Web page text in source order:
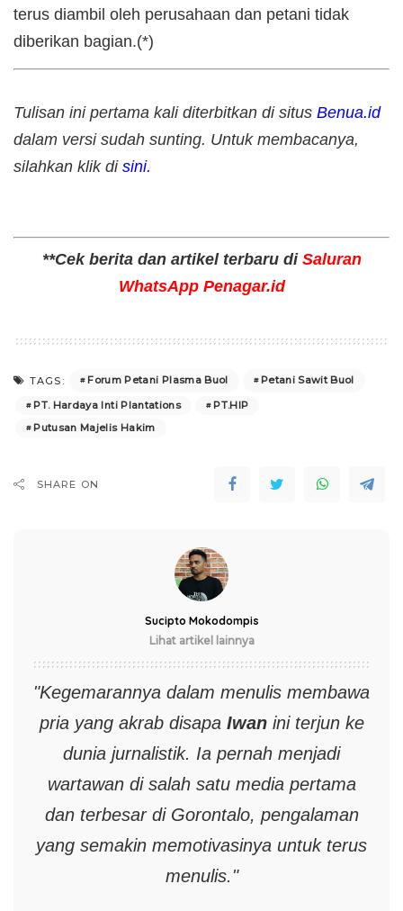
terus diambil oleh perusahaan dan petani tidak
diberikan bagian.(*)
Tulisan ini pertama kali diterbitkan di situs Benua.id
dalam versi sudah sunting. Untuk membacanya,
silahkan klik di sini.
**Cek berita dan artikel terbaru di Saluran
WhatsApp Penagar.id
TAGS: Forum Petani Plasma Buol
Petani Sawit Buol
PT. Hardaya Inti Plantations
PT.HIP
Putusan Majelis Hakim
SHARE ON
Sucipto Mokodompis
Lihat artikel lainnya
"Kegemarannya dalam menulis membawa
pria yang akrab disapa Iwanini terjun ke
dunia jurnalistik. Ia pernah menjadi
wartawan di salah satu media pertama
dan terbesar di Gorontalo, pengalaman
yang semakin memotivasinya untuk terus
menulis."